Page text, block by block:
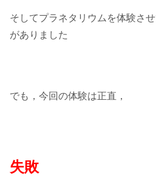
そしてプラネタリウムを体験さ
がありました
でも，今回の体験は正直，
失敗